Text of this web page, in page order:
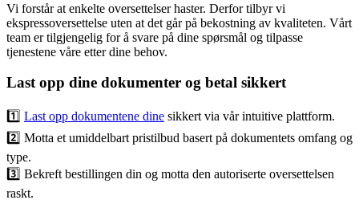
Vi forstår at enkelte oversettelser haster. Derfor tilbyr vi
ekspressoversettelse uten at det går på bekostning av kvaliteten. Vårt
team er tilgjengelig for å svare på dine spørsmål og tilpasse
tjenestene våre etter dine behov.
Last opp dine dokumenter og betal sikkert
1️⃣ Last opp dokumentene dine sikkert via vår intuitive plattform.
2️⃣ Motta et umiddelbart pristilbud basert på dokumentets omfang og
type.
3️⃣ Bekreft bestillingen din og motta den autoriserte oversettelsen
raskt.